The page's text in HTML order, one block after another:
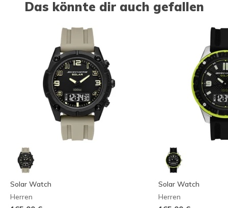
Das könnte dir auch gefallen
Solar Watch
Herren
Solar Watch
Herren